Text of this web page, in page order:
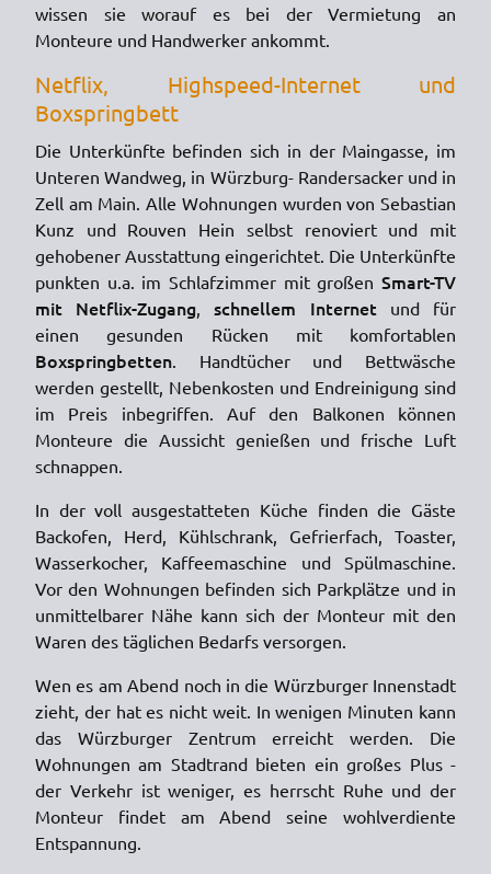
wissen sie worauf es bei der Vermietung an
Monteure und Handwerker ankommt.
Netflix, Highspeed-Internet und
Boxspringbett
Die Unterkünfte befinden sich in der Maingasse, im
Unteren Wandweg, in Würzburg- Randersacker und in
Zell am Main. Alle Wohnungen wurden von Sebastian
Kunz und Rouven Hein selbst renoviert und mit
gehobener Ausstattung eingerichtet. Die Unterkünfte
punkten u.a. im Schlafzimmer mit großen Smart-TV
mit Netflix-Zugang,schnellem Internetund für
einen gesunden Rücken mit komfortablen
Boxspringbetten. Handtücher und Bettwäsche
werden gestellt, Nebenkosten und Endreinigung sind
im Preis inbegriffen. Auf den Balkonen können
Monteure die Aussicht genießen und frische Luft
schnappen.
In der voll ausgestatteten Küche finden die Gäste
Backofen, Herd, Kühlschrank, Gefrierfach, Toaster,
Wasserkocher, Kaffeemaschine und Spülmaschine.
Vor den Wohnungen befinden sich Parkplätze und in
unmittelbarer Nähe kann sich der Monteur mit den
Waren des täglichen Bedarfs versorgen.
Wen es am Abend noch in die Würzburger Innenstadt
zieht, der hat es nicht weit. In wenigen Minuten kann
das Würzburger Zentrum erreicht werden. Die
Wohnungen am Stadtrand bieten ein großes Plus -
der Verkehr ist weniger, es herrscht Ruhe und der
Monteur findet am Abend seine wohlverdiente
Entspannung.